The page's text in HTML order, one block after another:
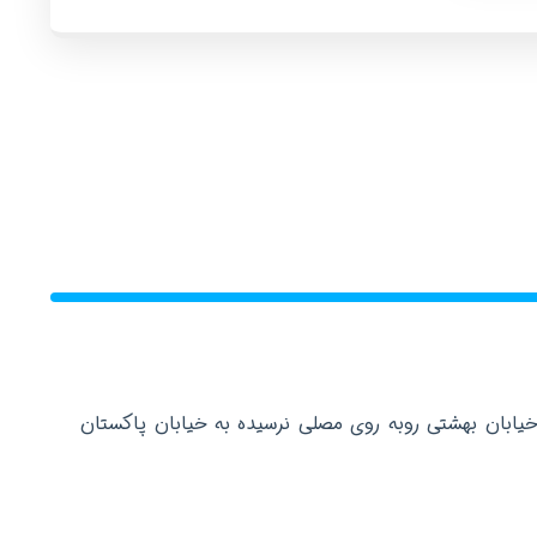
بهشتی روبه روی مصلی نرسیده به خیابان پاکستان